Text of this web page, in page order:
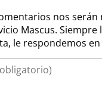
nos
Mascus.
le respondemos